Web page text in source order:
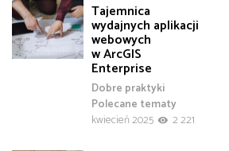
Tajemnica
wydajnych aplikacji
webowych
w ArcGIS
Enterprise
Dobre praktyki
Polecane tematy
kwiecień 2025
2 221